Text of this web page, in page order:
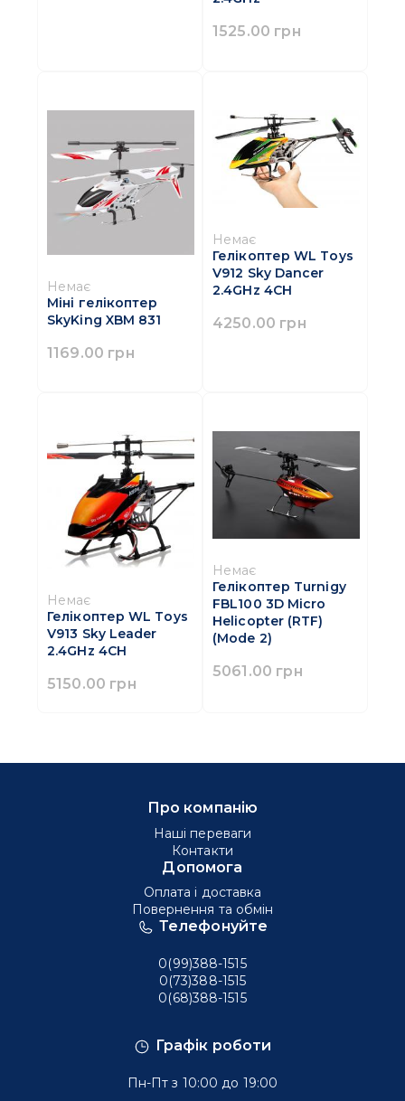
1525.00 грн
Немає
Міні гелікоптер
SkyKing XBM 831
1169.00 грн
Немає
Гелікоптер WL Тoys
V912 Sky Dancer
2.4GHz 4CH
4250.00 грн
Немає
Гелікоптер WL Тoys
V913 Sky Leader
2.4GHz 4CH
5150.00 грн
Немає
Гелікоптер Turnigy
FBL100 3D Micro
Helicopter (RTF)
(Mode 2)
5061.00 грн
Графік роботи
Пн-Пт з 10:00 до 19:00
Телефонуйте
0(99)388-1515
0(73)388-1515
0(68)388-1515
Про компанію
Наші переваги
Контакти
Допомога
Оплата і доставка
Повернення та обмін